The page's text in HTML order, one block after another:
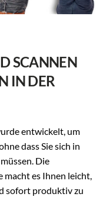
SCANNEN
IN DER
entwickelt, um
dass Sie sich in
Die
es Ihnen leicht,
sofort produktiv zu